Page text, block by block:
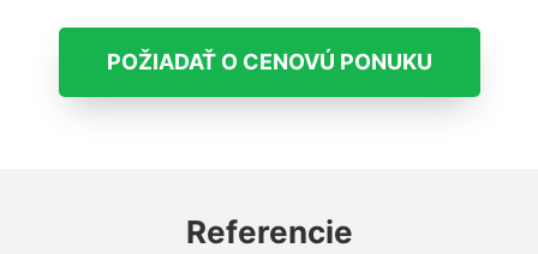
POŽIADAŤ O CENOVÚ PONUKU
Referencie